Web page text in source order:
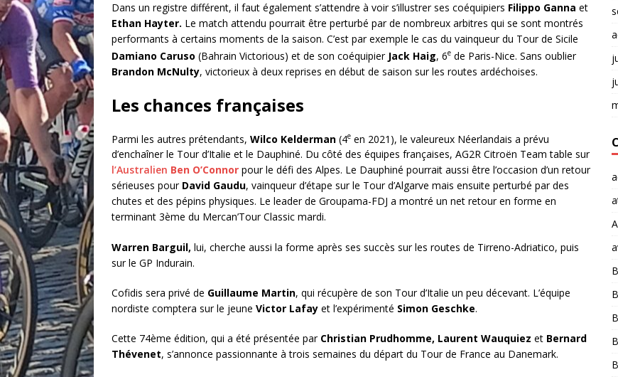
Dans un registre différent, il faut également s’attendre à voir s’illustrer ses coéquipiers Filippo Ganna et
Ethan Hayter. Le match attendu pourrait être perturbé par de nombreux arbitres qui se sont montrés
performants à certains moments de la saison. C’est par exemple le cas du vainqueur du Tour de Sicile
Damiano Caruso (Bahrain Victorious) et de son coéquipier Jack Haig, 6e de Paris-Nice. Sans oublier
Brandon McNulty, victorieux à deux reprises en début de saison sur les routes ardéchoises.
Les chances françaises
Parmi les autres prétendants, Wilco Kelderman (4e en 2021), le valeureux Néerlandais a prévu
d’enchaîner le Tour d’Italie et le Dauphiné. Du côté des équipes françaises, AG2R Citroën Team table sur
l’Australien Ben O’Connor pour le défi des Alpes. Le Dauphiné pourrait aussi être l’occasion d’un retour
sérieuses pour David Gaudu, vainqueur d’étape sur le Tour d’Algarve mais ensuite perturbé par des
chutes et des pépins physiques. Le leader de Groupama-FDJ a montré un net retour en forme en
terminant 3ème du Mercan’Tour Classic mardi.
Warren Barguil, lui, cherche aussi la forme après ses succès sur les routes de Tirreno-Adriatico, puis
sur le GP Indurain.
Cofidis sera privé de Guillaume Martin, qui récupère de son Tour d’Italie un peu décevant. L’équipe
nordiste comptera sur le jeune Victor Lafay et l’expérimenté Simon Geschke.
Cette 74ème édition, qui a été présentée par Christian Prudhomme, Laurent Wauquiez et Bernard
Thévenet, s’annonce passionnante à trois semaines du départ du Tour de France au Danemark.